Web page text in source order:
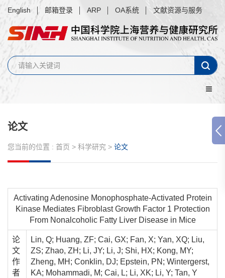
English 邮箱登录 ARP OA系统 文献资源与服务
论文
您当前的位置 : 首页 > 科学研究 > 论文
Activating Adenosine Monophosphate-Activated Protein
Kinase Mediates Fibroblast Growth Factor 1 Protection
From Nonalcoholic Fatty Liver Disease in Mice
论
文
作
者
Lin, Q; Huang, ZF; Cai, GX; Fan, X; Yan, XQ; Liu,
ZS; Zhao, ZH; Li, JY; Li, J; Shi, HX; Kong, MY;
Zheng, MH; Conklin, DJ; Epstein, PN; Wintergerst,
KA; Mohammadi, M; Cai, L; Li, XK; Li, Y; Tan, Y